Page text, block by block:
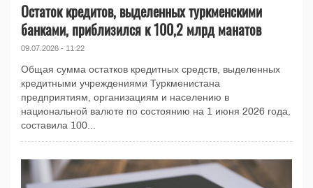
Остаток кредитов, выделенных туркменскими
банками, приблизился к 100,2 млрд манатов
09.07.2026 - 11:22
Общая сумма остатков кредитных средств, выделенных
кредитными учреждениями Туркменистана
предприятиям, организациям и населению в
национальной валюте по состоянию на 1 июня 2026 года,
составила 100...